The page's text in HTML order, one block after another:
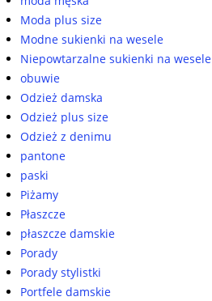
Moda plus size
Modne sukienki na wesele
Niepowtarzalne sukienki na wesele
obuwie
Odzież damska
Odzież plus size
Odzież z denimu
pantone
paski
Piżamy
Płaszcze
płaszcze damskie
Porady
Porady stylistki
Portfele damskie